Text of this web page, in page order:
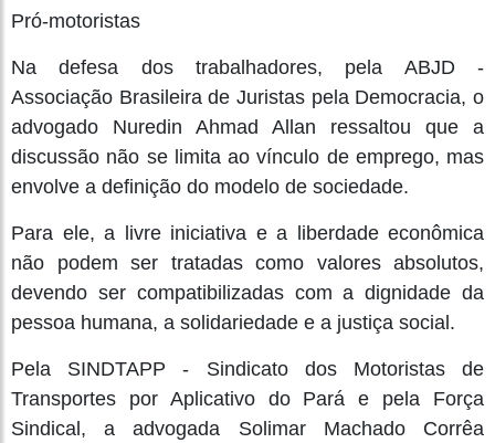
Pró-motoristas
Na defesa dos trabalhadores, pela ABJD -
Associação Brasileira de Juristas pela Democracia, o
advogado Nuredin Ahmad Allan ressaltou que a
discussão não se limita ao vínculo de emprego, mas
envolve a definição do modelo de sociedade.
Para ele, a livre iniciativa e a liberdade econômica
não podem ser tratadas como valores absolutos,
devendo ser compatibilizadas com a dignidade da
pessoa humana, a solidariedade e a justiça social.
Pela SINDTAPP - Sindicato dos Motoristas de
Transportes por Aplicativo do Pará e pela Força
Sindical, a advogada Solimar Machado Corrêa